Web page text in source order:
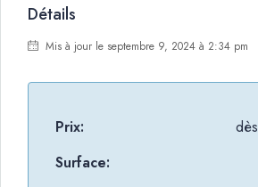
Détails
Mis à jour le septembre 9, 2024 à 2:34 pm
Prix: dès
Surface: